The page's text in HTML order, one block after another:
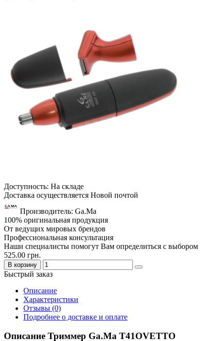
Доступность: На складе
Доставка осуществляется Новой почтой
Производитель: Ga.Ma
100% оригинальная продукция
От ведущих мировых брендов
Профессиональная консультация
Наши специалисты помогут Вам определиться с выбором
525.00 грн.
В корзину
Быстрый заказ
Описание
Характеристики
Отзывы (0)
Подробнее о доставке и оплате
Описание Триммер Ga.Ma T41OVETTO